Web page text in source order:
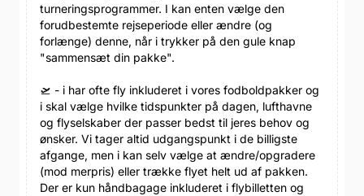
turneringsprogrammer. I kan enten vælge den
forudbestemte rejseperiode eller ændre (og
forlænge) denne, når i trykker på den gule knap
"sammensæt din pakke".
🛫 - i har ofte fly inkluderet i vores fodboldpakker og
i skal vælge hvilke tidspunkter på dagen, lufthavne
og flyselskaber der passer bedst til jeres behov og
ønsker. Vi tager altid udgangspunkt i de billigste
afgange, men i kan selv vælge at ændre/opgradere
(mod merpris) eller trække flyet helt ud af pakken.
Der er kun håndbagage inkluderet i flybilletten og